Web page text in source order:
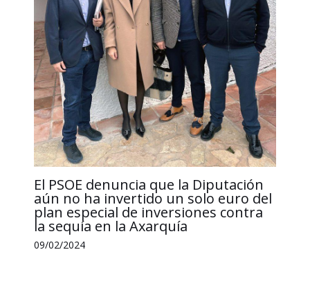
El PSOE denuncia que la Diputación
aún no ha invertido un solo euro del
plan especial de inversiones contra
la sequía en la Axarquía
09/02/2024